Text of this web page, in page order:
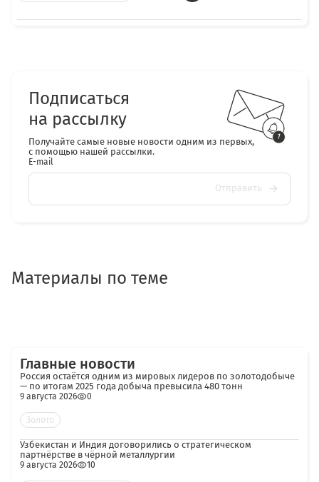
Подписаться
на рассылку
Получайте самые новые новости одним из первых,
с помощью нашей рассылки.
E-mail
Отправить
Материалы по теме
Главные новости
Россия остаётся одним из мировых лидеров по золотодобыче
— по итогам 2025 года добыча превысила 480 тонн
9 августа 2026 0
Золото
Узбекистан и Индия договорились о стратегическом
партнёрстве в чёрной металлургии
9 августа 2026 10